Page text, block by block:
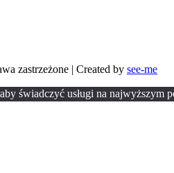
zastrzeżone | Created by see-me
świadczyć usługi na najwyższym